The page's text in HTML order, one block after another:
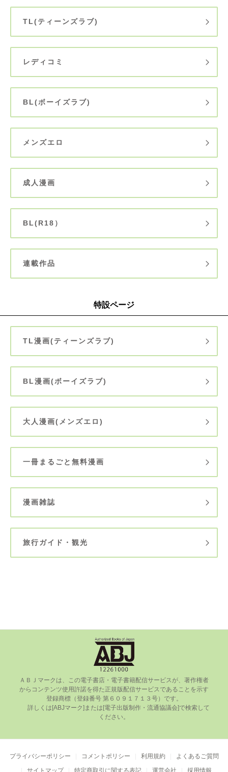
TL(ティーンズラブ)
レディコミ
BL(ボーイズラブ)
メンズエロ
成人漫画
BL(R18）
連載作品
特設ページ
TL漫画(ティーンズラブ)
BL漫画(ボーイズラブ)
大人漫画(メンズエロ)
一冊まるごと無料漫画
漫画雑誌
旅行ガイド・観光
ＡＢＪマークは、この電⼦書店・電⼦書籍配信サービスが、著作権者
からコンテンツ使⽤許諾を得た正規版配信サービスであることを⽰す
登録商標（登録番号 第６０９１７１３号）です。
ください。
プライバシーポリシー コメントポリシー 利用規約
よくあるご質問